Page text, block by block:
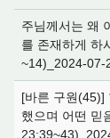
주님께서는 왜
를 존재하게 하
~14)_2024-07-
[바른 구원(45)]
했으며 어떤 믿